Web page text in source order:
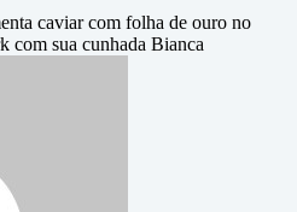
caviar com folha de ouro no
com sua cunhada Bianca